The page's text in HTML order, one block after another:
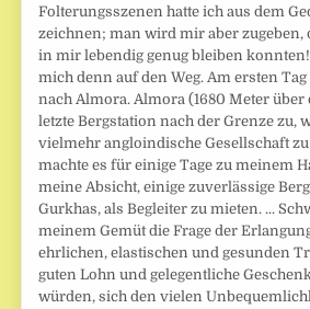
Folterungsszenen hatte ich aus dem
zeichnen; man wird mir aber zugeben,
in mir lebendig genug bleiben konnten!
mich denn auf den Weg. Am ersten
nach Almora. Almora (1680 Meter über
letzte Bergstation nach der Grenze zu,
vielmehr angloindische Gesellschaft
machte es für einige Tage zu meinem
meine Absicht, einige zuverlässige
Gurkhas, als Begleiter zu mieten. ...
meinem Gemüt die Frage der
ehrlichen, elastischen und gesunden
guten Lohn und gelegentliche
würden, sich den vielen